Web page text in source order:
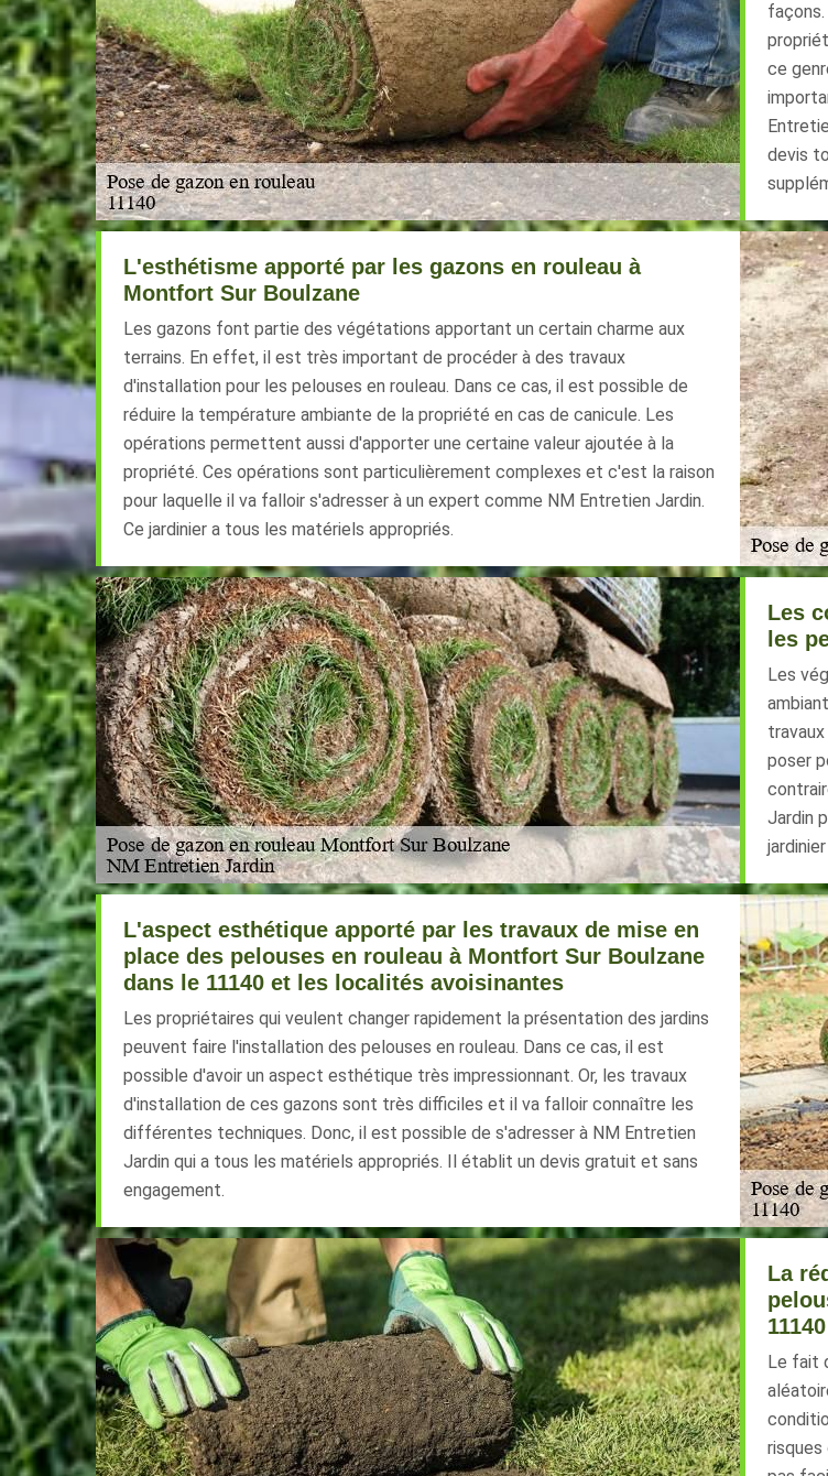
ce
devis
L'esthétisme apporté par les gazons en rouleau à
Montfort Sur Boulzane
Les gazons font partie des végétations apportant un certain charme aux
terrains. En effet, il est très important de procéder à des travaux
d'installation pour les pelouses en rouleau. Dans ce cas, il est possible de
réduire la température ambiante de la propriété en cas de canicule. Les
opérations permettent aussi d'apporter une certaine valeur ajoutée à la
propriété. Ces opérations sont particulièrement complexes et c'est la raison
pour laquelle il va falloir s'adresser à un expert comme NM Entretien Jardin.
Ce jardinier a tous les matériels appropriés.
Les
les
Les
poser
Jardin
L'aspect esthétique apporté par les travaux de mise en
place des pelouses en rouleau à Montfort Sur Boulzane
dans le 11140 et les localités avoisinantes
Les propriétaires qui veulent changer rapidement la présentation des jardins
peuvent faire l'installation des pelouses en rouleau. Dans ce cas, il est
possible d'avoir un aspect esthétique très impressionnant. Or, les travaux
d'installation de ces gazons sont très difficiles et il va falloir connaître les
différentes techniques. Donc, il est possible de s'adresser à NM Entretien
Jardin qui a tous les matériels appropriés. Il établit un devis gratuit et sans
engagement.
La
Le fait
risques